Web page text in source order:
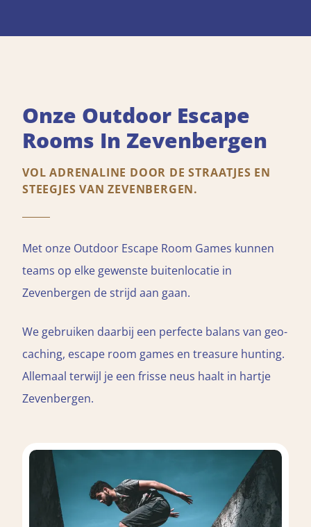
Onze Outdoor Escape
Rooms In Zevenbergen
VOL ADRENALINE DOOR DE STRAATJES EN
STEEGJES VAN ZEVENBERGEN.
Met onze Outdoor Escape Room Games kunnen
teams op elke gewenste buitenlocatie in
Zevenbergen de strijd aan gaan.
We gebruiken daarbij een perfecte balans van geo-
caching, escape room games en treasure hunting.
Allemaal terwijl je een frisse neus haalt in hartje
Zevenbergen.